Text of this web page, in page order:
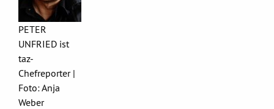
PETER
UNFRIED ist
taz-
Chefreporter |
Foto: Anja
Weber